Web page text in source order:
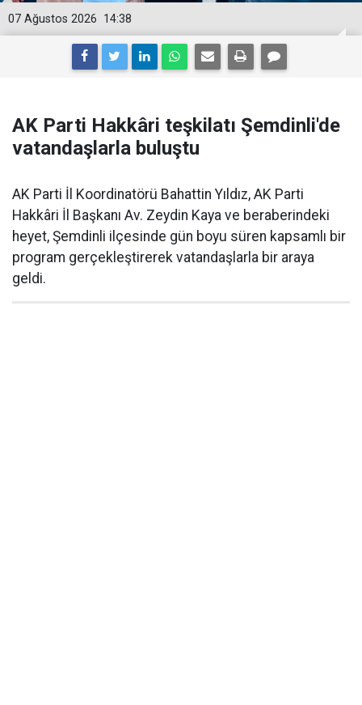
14:38
07 Ağustos 2026
AK Parti Hakkâri teşkilatı Şemdinli'de
vatandaşlarla buluştu
AK Parti İl Koordinatörü Bahattin Yıldız, AK Parti
Hakkâri İl Başkanı Av. Zeydin Kaya ve beraberindeki
heyet, Şemdinli ilçesinde gün boyu süren kapsamlı bir
program gerçekleştirerek vatandaşlarla bir araya
geldi.